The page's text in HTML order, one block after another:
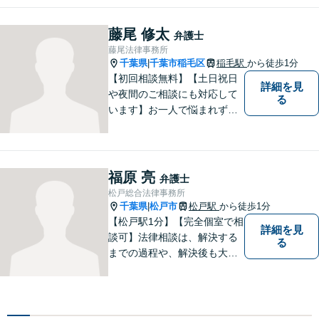
藤尾 修太 弁護士
藤尾法律事務所
千葉県|千葉市稲毛区 稲毛駅 から徒歩1分
【初回相談無料】【土日祝日
や夜間のご相談にも対応して
います】お一人で悩まれず、
詳細を見
る
福原 亮 弁護士
松戸総合法律事務所
千葉県|松戸市 松戸駅 から徒歩1分
【松戸駅1分】【完全個室で相
談可】法律相談は、解決する
までの過程や、解決後も大切
相談30分無料、オンライン面
詳細を見
る